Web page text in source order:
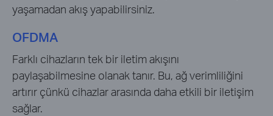
yaşamadan akış yapabilirsiniz.
OFDMA
Farklı cihazların tek bir iletim akışını
paylaşabilmesine olanak tanır. Bu, ağ verimliliğini
artırır çünkü cihazlar arasında daha etkili bir iletişim
sağlar.